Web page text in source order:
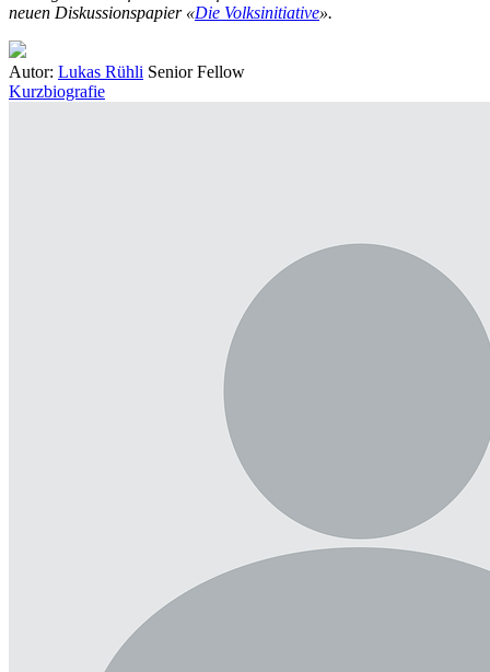
neuen Diskussionspapier «Die Volksinitiative».
Autor: Lukas Rühli Senior Fellow
Kurzbiografie